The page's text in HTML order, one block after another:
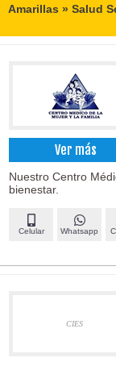
Amarillas » Salud
Ver más
Nuestro Centro
bienestar.
Celular Whatsapp
CIES